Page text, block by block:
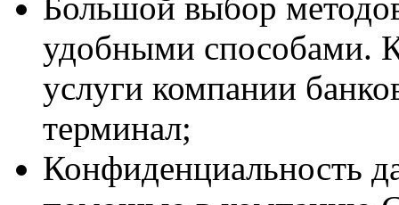
удобными способами.
услуги компании
терминал;
Конфиденциальность